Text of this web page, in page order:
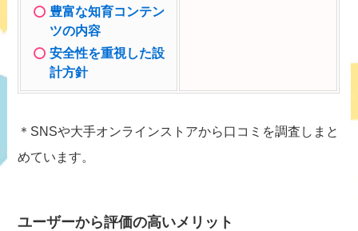
豊富な知育コンテン
ツの内容
安全性を重視した設
計方針
＊SNSや大手オンラインストアから口コミを調査しまと
めています。
ユーザーから評価の高いメリット